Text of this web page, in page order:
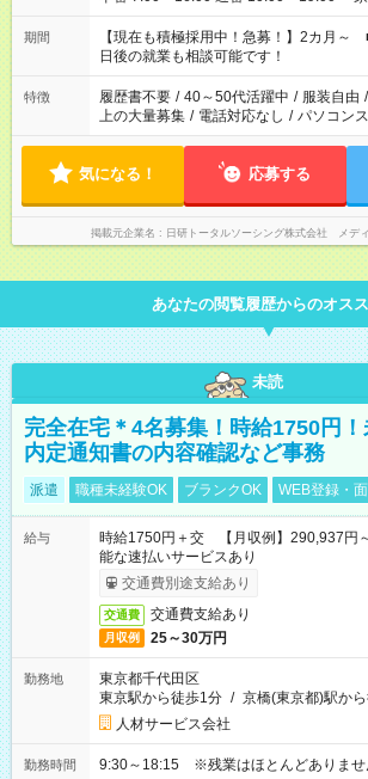
い」 「余裕を持って夕飯の準備がしたい
たくない」 など、ご希望を教えてくださいね。 ※Wワ
の方へ 今ご覧のお仕事で希望する勤務時
の勤務時間。 合計で週40時間を超える
期間
【現在も積極採用中！急募！】2カ月～
日後の就業も相談可能です！
特徴 履歴書不要 / 40～50代活躍中 / 服装自由 /
上の大量募集 / 電話対応なし / パソコン
気になる！ 応募する
掲載元企業名 日研トータルソーシング株式会社 メデ
あなたの閲覧履歴からのオス
未読
完全在宅＊4名募集！時給1750円！
内定通知書の内容確認など事務
派遣 職種未経験OK ブランクOK WEB登録・
給与
時給1750円＋交 【月収例】290,937円
能な速払いサービスあり
交通費別途支給あり
交通費 交通費支給あり
月収例 25～30万円
勤務地
東京都千代田区
東京駅から徒歩1分 / 京橋(東京都)駅か
人材サービス会社
勤務時間 9:30～18:15 ※残業はほとんどありませ